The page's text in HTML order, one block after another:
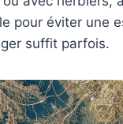
pour éviter une
suffit parfois.